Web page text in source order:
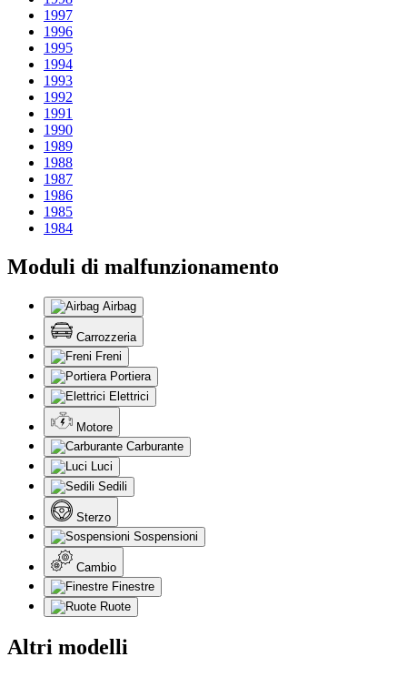
1997
1996
1995
1994
1993
1992
1991
1990
1989
1988
1987
1986
1985
1984
Moduli di malfunzionamento
Airbag
Carrozzeria
Freni
Portiera
Elettrici
Motore
Carburante
Luci
Sedili
Sterzo
Sospensioni
Cambio
Finestre
Ruote
Altri modelli